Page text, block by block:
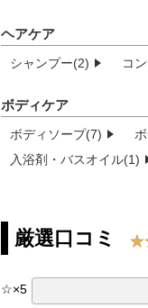
ヘアケア
シャンプー(2) コ
ボディケア
ボディソープ(7)
入浴剤・バスオイル(1)
厳選口コミ
☆×5